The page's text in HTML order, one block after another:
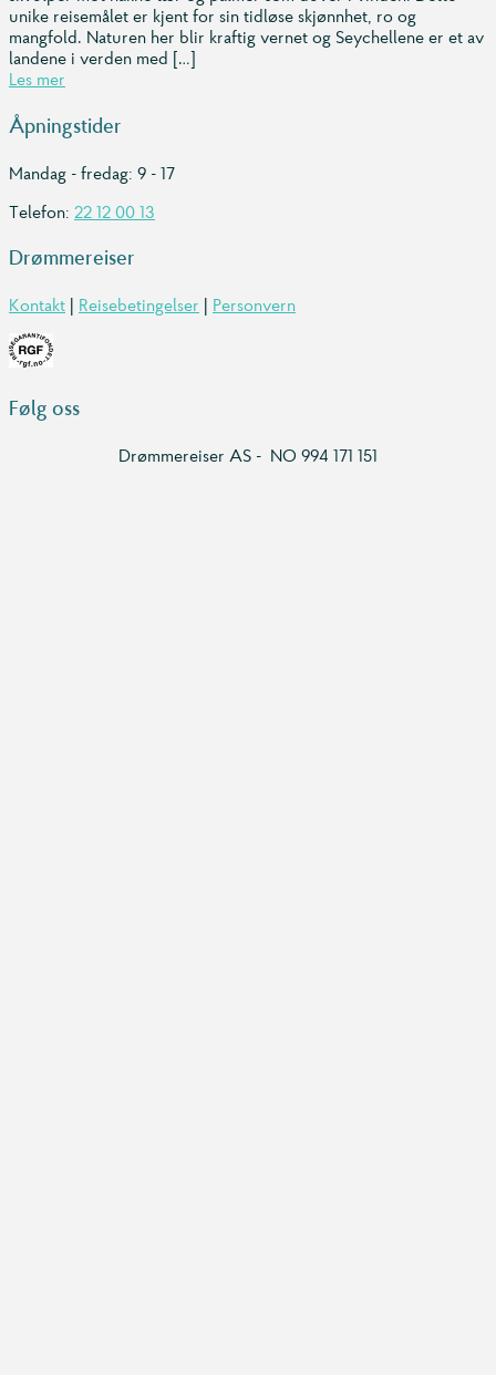
unike reisemålet er kjent for sin tidløse skjønnhet, ro og
mangfold. Naturen her blir kraftig vernet og Seychellene er et av
landene i verden med […]
Les mer
Åpningstider
Mandag - fredag: 9 - 17
Telefon: 22 12 00 13
Drømmereiser
Kontakt | Reisebetingelser | Personvern
Følg oss
Drømmereiser AS - NO 994 171 151